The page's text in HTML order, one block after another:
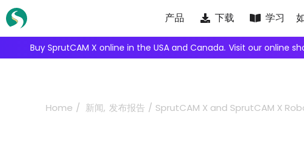
Skip
to
content
产品 下载 学习
Buy SprutCAM X online in the USA and Canada. Visit our online
Home 新闻 发布报告 SprutCAM X and SprutCAM X